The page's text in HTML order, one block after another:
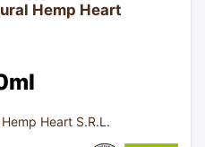
Hemp Heart
Heart S.R.L.